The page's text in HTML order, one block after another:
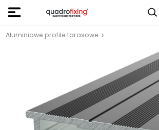
Aluminiowe profile tarasowe